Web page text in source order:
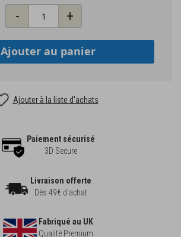
- +
Ajouter au panier
Ajouter à la liste d'achats
Paiement sécurisé
3D Secure
Livraison offerte
Dès 49€ d'achat
Fabriqué au UK
Qualité Premium